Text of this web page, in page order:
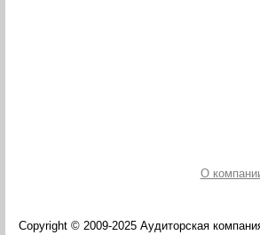
О
Copyright © 2009-2025 Аудиторская